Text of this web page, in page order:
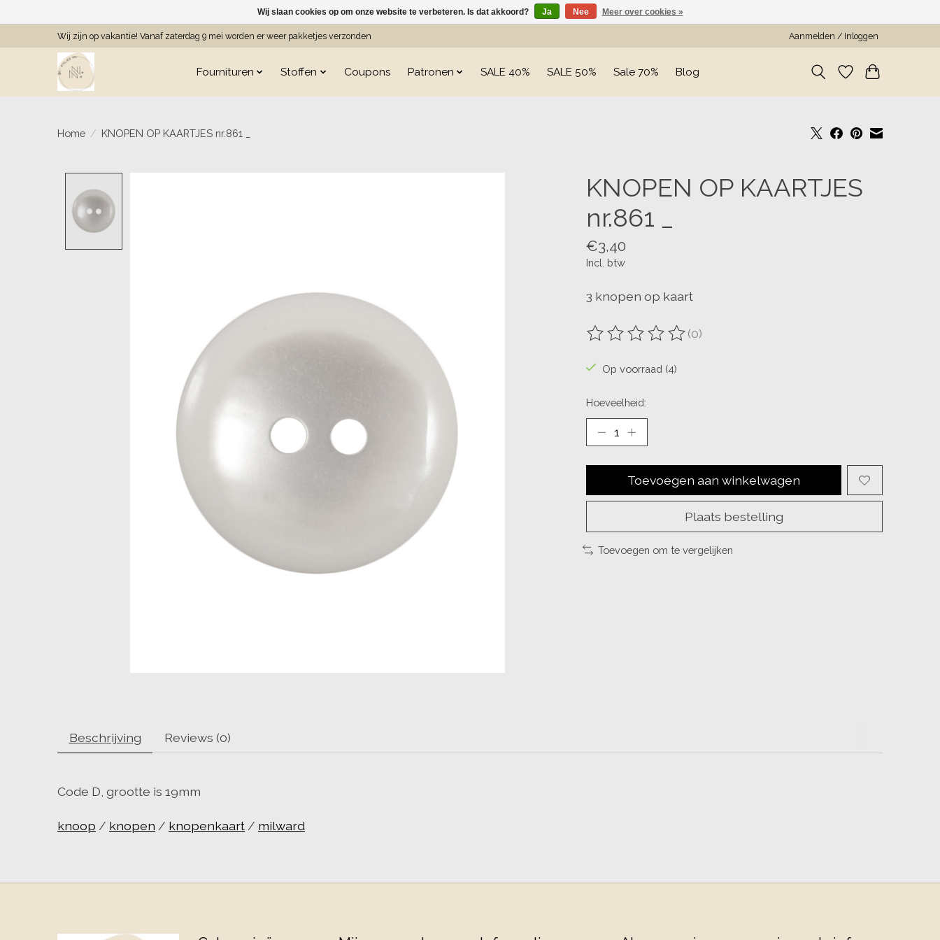
Wij zijn op vakantie! Vanaf zaterdag 9 mei worden er weer pakketjes verzonden Aanmelden / Inloggen
Fournituren Stoffen Coupons Patronen SALE 40% SALE 50% Sale 70% Blog
Home / KNOPEN OP KAARTJES nr.861 _
KNOPEN OP KAARTJES
nr.861 _
€3,40
Incl. btw
3 knopen op kaart
De beoordeling van dit product is
(0)
Op voorraad (4)
Hoeveelheid:
Toevoegen aan winkelwagen
Plaats bestelling
Toevoegen om te vergelijken
Beschrijving Reviews (0)
Code D, grootte is 19mm
knoop / knopen / knopenkaart / milward
Wij slaan cookies op om onze website te verbeteren. Is dat akkoord? Ja Nee Meer over cookies »